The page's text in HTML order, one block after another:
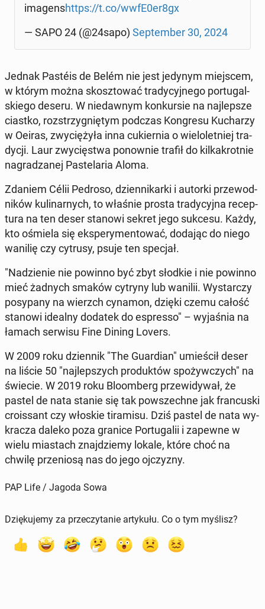
imagenshttps://t.co/wwfE0er8gx
— SAPO 24 (@24sapo) Sep­tem­ber 30, 2024
Jednak Pastéis de Belém nie jest jedynym miej­scem,
w którym można skosz­to­wać tra­dy­cyj­ne­go por­tu­gal­
skie­go deseru. W nie­daw­nym kon­kur­sie na naj­lep­sze
ciastko, roz­strzy­gnię­tym podczas Kon­gre­su Ku­cha­rzy
w Oeiras, zwy­cię­ży­ła inna cu­kier­nia o wie­lo­let­niej tra­
dy­cji. Laur zwy­cię­stwa po­now­nie trafił do kil­ka­krot­nie
na­gra­dza­nej Pa­ste­la­ria Aloma.
Zdaniem Célii Pedroso, dzien­ni­kar­ki i autorki prze­wod­
ni­ków ku­li­nar­nych, to właśnie prosta tra­dy­cyj­na re­cep­
tu­ra na ten deser stanowi sekret jego sukcesu. Każdy,
kto ośmiela się eks­pe­ry­men­to­wać, dodając do niego
wanilię czy cytrusy, psuje ten specjał.
"Na­dzie­nie nie powinno być zbyt słodkie i nie powinno
mieć żadnych smaków cytryny lub wanilii. Wy­star­czy
po­sy­pa­ny na wierzch cynamon, dzięki czemu całość
stanowi idealny dodatek do espres­so" – wy­ja­śnia na
łamach serwisu Fine Dining Lovers.
W 2009 roku dzien­nik "The Gu­ar­dian" umie­ścił deser
na liście 50 "naj­lep­szych pro­duk­tów spo­żyw­czych" na
świecie. W 2019 roku Blo­om­berg prze­wi­dy­wał, że
pastel de nata stanie się tak po­wszech­ne jak fran­cu­ski
cro­is­sant czy włoskie ti­ra­mi­su. Dziś pastel de nata wy­
kra­cza daleko poza granice Por­tu­ga­lii i zapewne w
wielu mia­stach znaj­dzie­my lokale, które choć na
chwilę prze­nio­są nas do jego oj­czy­zny.
PAP Life / Jagoda Sowa
Dziękujemy za przeczytanie artykułu. Co o tym myślisz?